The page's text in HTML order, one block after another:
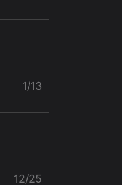
1/13
12/25